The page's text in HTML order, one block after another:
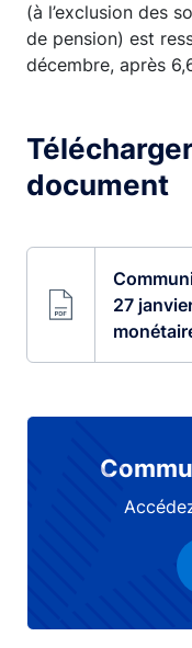
(à l’exclusion des
de pension) est
décembre, après
document
27